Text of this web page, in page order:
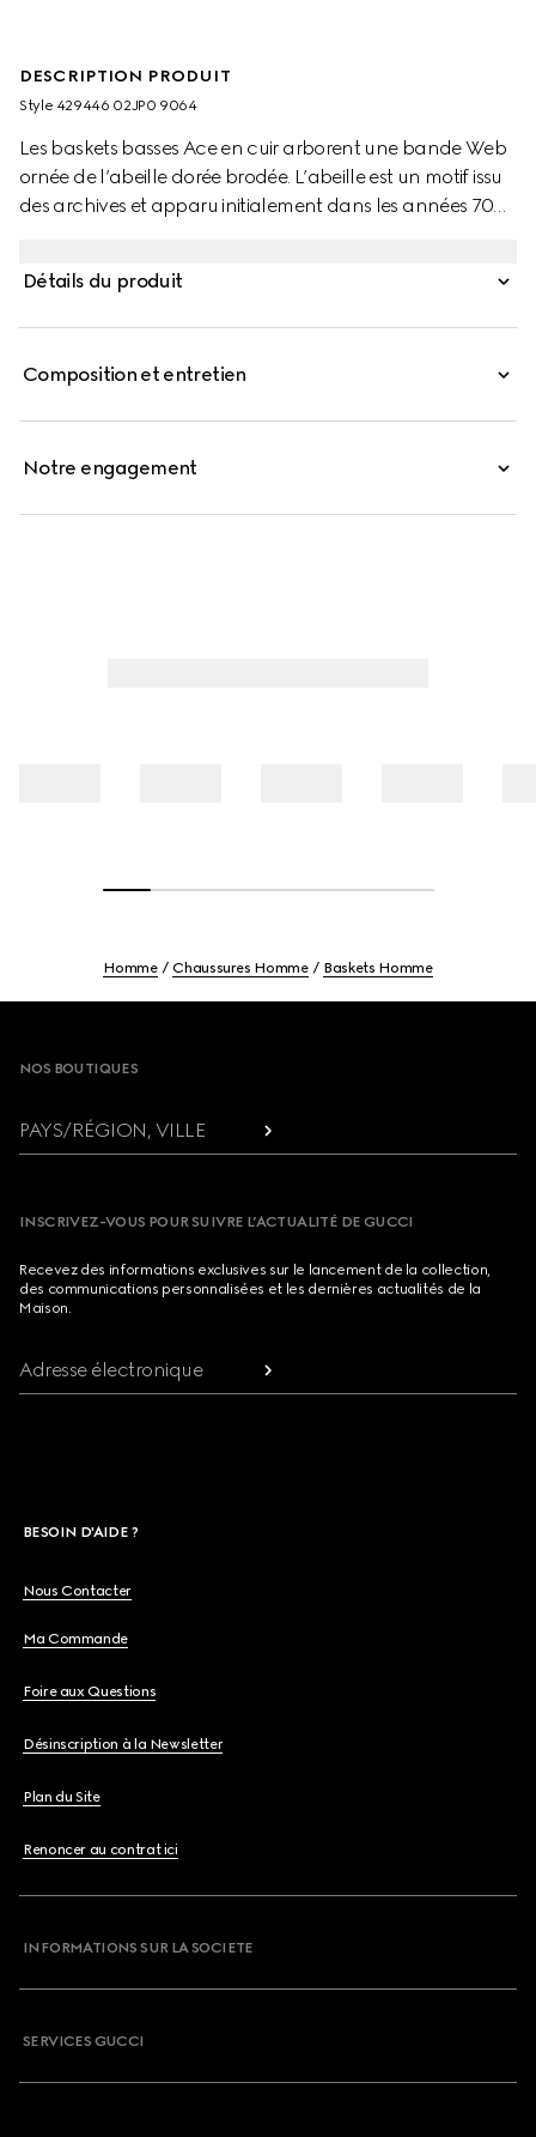
DESCRIPTION PRODUIT
Style ‎429446 02JP0 9064
Les baskets basses Ace en cuir arborent une bande Web
ornée de l’abeille dorée brodée. L’abeille est un motif issu
des archives et apparu initialement dans les années 70
Détails du produit
Composition et entretien
Notre engagement
Homme Chaussures Homme Baskets Homme
NOS BOUTIQUES
PAYS/RÉGION, VILLE
INSCRIVEZ-VOUS POUR SUIVRE L’ACTUALITÉ DE GUCCI
Recevez des informations exclusives sur le lancement de la collection,
des communications personnalisées et les dernières actualités de la
Maison.
Adresse électronique
BESOIN D'AIDE ?
Nous Contacter
Ma Commande
Foire aux Questions
Désinscription à la Newsletter
Plan du Site
Renoncer au contrat ici
INFORMATIONS SUR LA SOCIETE
SERVICES GUCCI